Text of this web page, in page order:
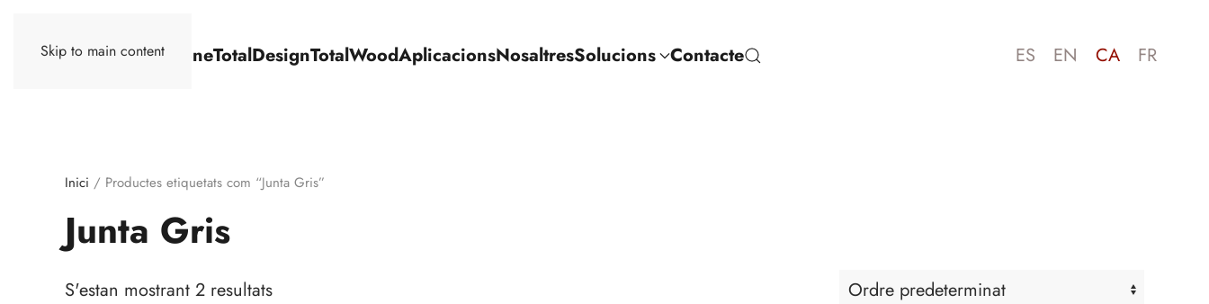
Skip to main contentTotalStoneTotalDesignTotalWoodAplicacionsNosaltresSolucions Contacte ES EN CA FR
Inici / Productes etiquetats com “Junta Gris”
Junta Gris
S'estan mostrant 2 resultats